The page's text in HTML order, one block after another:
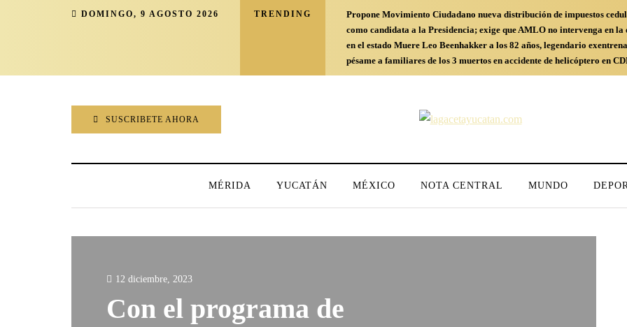
DOMINGO, 9 AGOSTO 2026 TRENDING Propone Movimiento Ciudadano nueva distribución de impuestos
como candidata a la Presidencia; exige que AMLO no intervenga en la
en el estado Muere Leo Beenhakker a los 82 años, legendario
pésame a familiares de los 3 muertos en accidente de helicóptero en
SUSCRIBETE AHORA
MÉRIDA YUCATÁN MÉXICO NOTA CENTRAL MUNDO
12 diciembre, 2023
Con el programa de